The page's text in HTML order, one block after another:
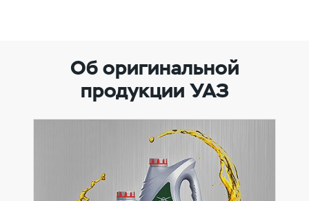
Об оригинальной
продукции УАЗ